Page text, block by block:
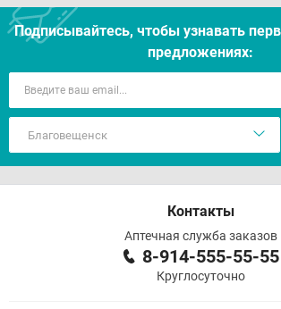
Подписывайтесь, чтобы узнавать
предложениях:
Контакты
Аптечная служба заказов
8-914-555-55-55
Круглосуточно